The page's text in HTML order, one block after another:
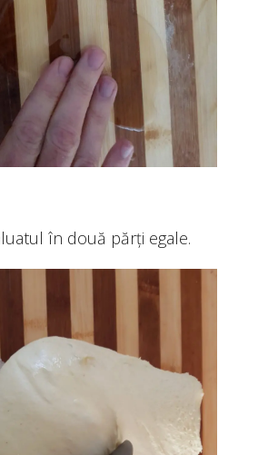
în două părți egale.